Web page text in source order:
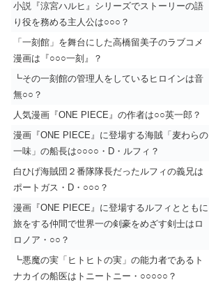
小説『涼宮ハルヒ』シリーズでストーリーの語
り役を務める主人公は○○○？
「一刻館」を舞台にした高橋留美子のラブコメ
漫画は『○○○一刻』？
┗その一刻館の管理人をしているヒロインは音
無○○？
人気漫画『ONE PIECE』の作者は○○英一郎？
漫画『ONE PIECE』に登場する海賊「麦わらの
一味」の船長は○○○○・D・ルフィ？
白ひげ海賊団２番隊隊長だったルフィの義兄は
ポートガス・D・○○○？
漫画『ONE PIECE』に登場するルフィとともに
旅をする仲間で世界一の剣豪をめざす剣士はロ
ロノア・○○？
┗悪魔の実「ヒトヒトの実」の能力者であるト
ナカイの船医はトニートニー・○○○○○？